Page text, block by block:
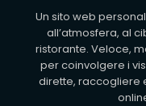
Un sito web
all’atmosfera, al
ristorante. Veloce,
per coinvolgere i
dirette, raccogliere